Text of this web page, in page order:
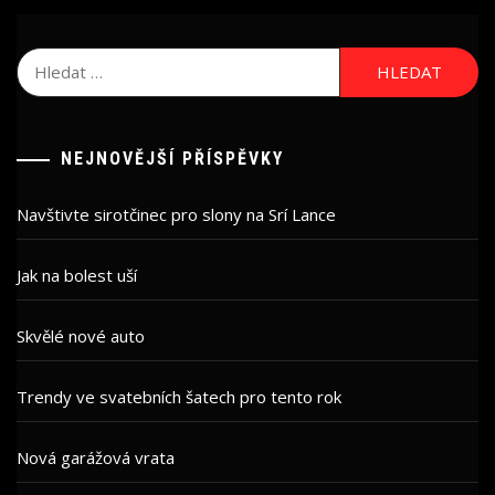
Vyhledávání
NEJNOVĚJŠÍ PŘÍSPĚVKY
Navštivte sirotčinec pro slony na Srí Lance
Jak na bolest uší
Skvělé nové auto
Trendy ve svatebních šatech pro tento rok
Nová garážová vrata